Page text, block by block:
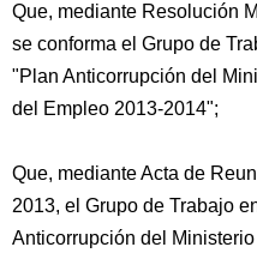
Que, mediante Resolución
se conforma el Grupo de
"Plan Anticorrupción del
del Empleo 2013-2014";
Que, mediante Acta de
2013, el Grupo de Trabajo
Anticorrupción del